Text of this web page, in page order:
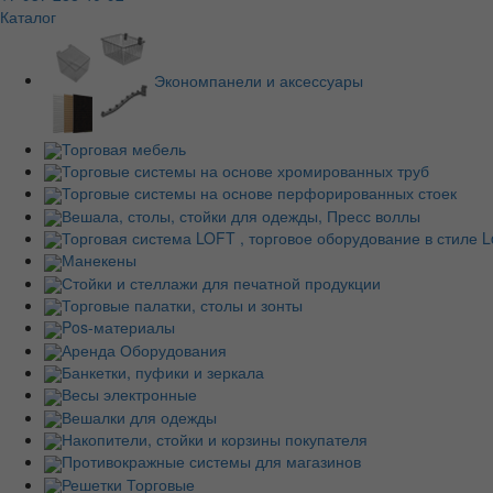
Каталог
Экономпанели и аксессуары
Торговая мебель
Торговые системы на основе хромированных труб
Торговые системы на основе перфорированных стоек
Вешала, столы, стойки для одежды, Пресс воллы
Торговая система LOFT , торговое оборудование в стиле
Манекены
Стойки и стеллажи для печатной продукции
Торговые палатки, столы и зонты
Pos-материалы
Аренда Оборудования
Банкетки, пуфики и зеркала
Весы электронные
Вешалки для одежды
Накопители, стойки и корзины покупателя
Противокражные системы для магазинов
Решетки Торговые